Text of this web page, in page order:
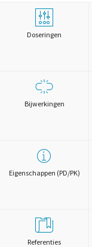
Doseringen
Bijwerkingen
Eigenschappen (PD/PK)
Referenties